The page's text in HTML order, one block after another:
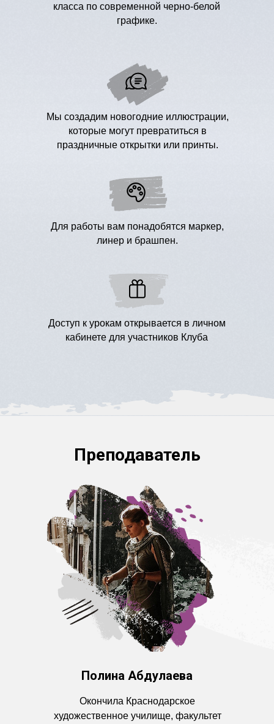
Плотная белая бумага для графики
Черный линер
Черный брашпен
Черный маркер
Простой карандаш HB
Ластик
класса по современной черно-белой
графике.
Мы создадим новогодние иллюстрации,
которые могут превратиться в
праздничные открытки или принты.
Доступ к урокам открывается в личном
кабинете для участников Клуба
Для работы вам понадобятся маркер,
линер и брашпен.
Полина Абдулаева
Преподаватель
Окончила Краснодарское
художественное училище, факультет